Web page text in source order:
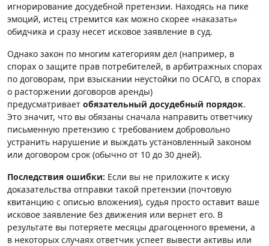
игнорирование досудебной претензии. Находясь на пике
эмоций, истец стремится как можно скорее «наказать»
обидчика и сразу несет исковое заявление в суд.
Однако закон по многим категориям дел (например, в
спорах о защите прав потребителей, в арбитражных спорах
по договорам, при взыскании неустойки по ОСАГО, в спорах
о расторжении договоров аренды)
предусматривает обязательный досудебный порядок.
Это значит, что вы обязаны сначала направить ответчику
письменную претензию с требованием добровольно
устранить нарушение и выждать установленный законом
или договором срок (обычно от 10 до 30 дней).
Последствия ошибки: Если вы не приложите к иску
доказательства отправки такой претензии (почтовую
квитанцию с описью вложения), судья просто оставит ваше
исковое заявление без движения или вернет его. В
результате вы потеряете месяцы драгоценного времени, а
в некоторых случаях ответчик успеет вывести активы или